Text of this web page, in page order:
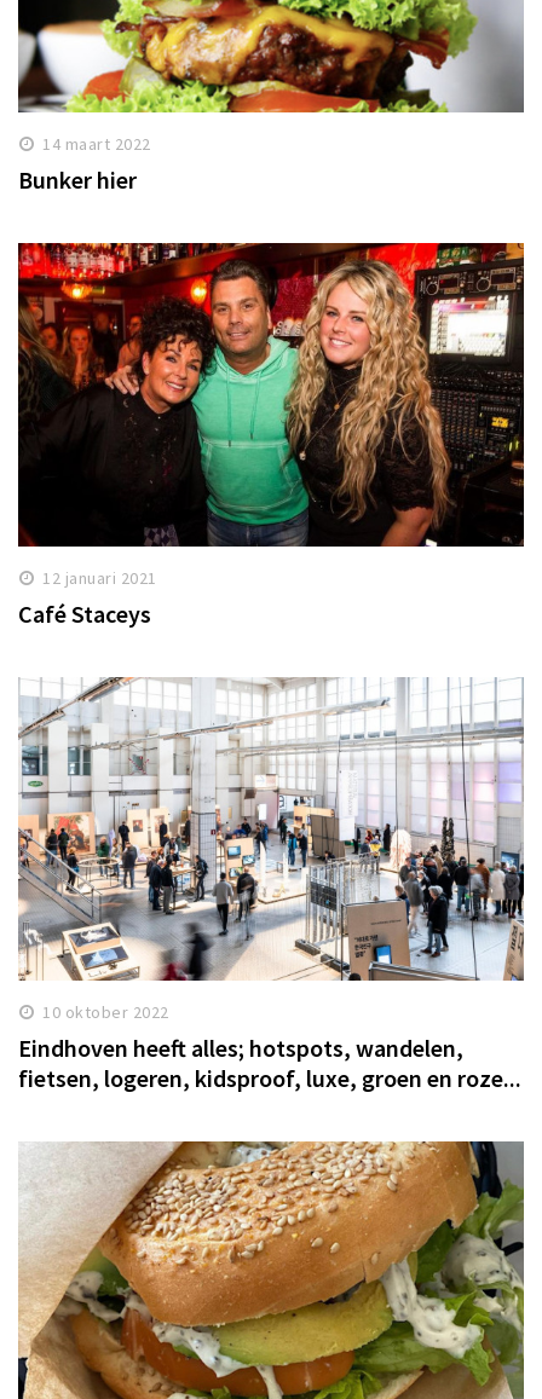
14 maart 2022
Bunker hier
12 januari 2021
Café Staceys
10 oktober 2022
Eindhoven heeft alles; hotspots, wandelen,
fietsen, logeren, kidsproof, luxe, groen en roze...